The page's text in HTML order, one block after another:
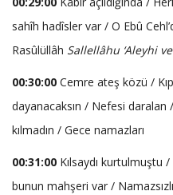
sahîh hadîsler var / O Ebû
Rasûlüllâh Sallellâhu ‘Aleyhi
00:30:00 Cemre ateş közü /
dayanacaksın / Nefesi
kılmadın / Gece namazları
00:31:00 Kılsaydı kurtulmuştu
bunun mahşeri var /